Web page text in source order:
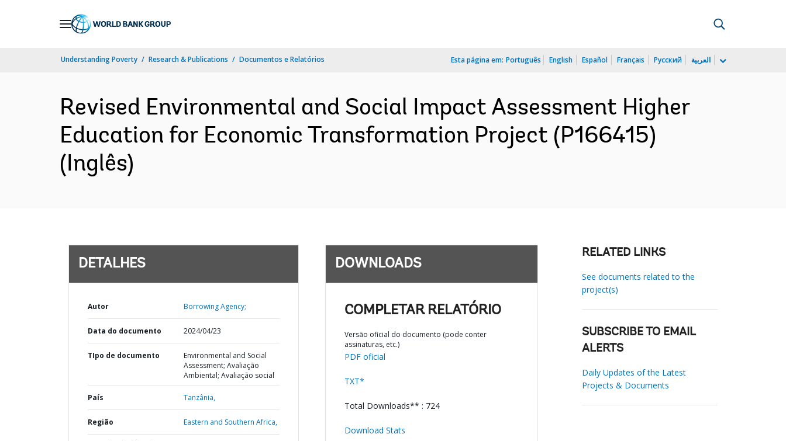
Understanding Poverty Research & Publications Documentos e Relatórios Esta página em: Português English Español Français Русский العربية
Revised Environmental and Social Impact Assessment Higher
Education for Economic Transformation Project (P166415)
(Inglês)
DETALHES
Autor Borrowing Agency;
Data do documento 2024/04/23
TIpo de documento
Environmental and Social
Assessment; Avaliação
Ambiental; Avaliação social
País Tanzânia,
Região Eastern and Southern Africa,
DOWNLOADS
COMPLETAR RELATÓRIO
Versão oficial do documento (pode conter
assinaturas, etc.)
PDF oficial
TXT*
Total Downloads** : 724
Download Stats
RELATED LINKS
See documents related to the
project(s)
SUBSCRIBE TO EMAIL
ALERTS
Daily Updates of the Latest
Projects & Documents